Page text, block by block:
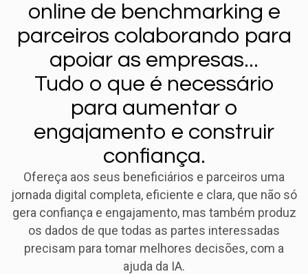
online de benchmarking e
parceiros colaborando para
apoiar as empresas...
Tudo o que é necessário
para aumentar o
engajamento e construir
confiança.
Ofereça aos seus beneficiários e parceiros uma
jornada digital completa, eficiente e clara, que não só
gera confiança e engajamento, mas também produz
os dados de que todas as partes interessadas
precisam para tomar melhores decisões, com a
ajuda da IA.